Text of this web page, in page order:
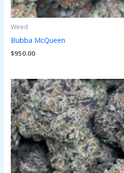
Weed
Bubba McQueen
$950.00